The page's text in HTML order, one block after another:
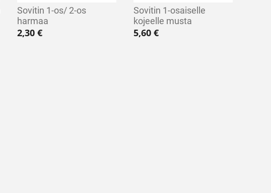
Sovitin 1-os/ 2-os
harmaa
2,30€
Sovitin 1-osaiselle
kojeelle musta
5,60€